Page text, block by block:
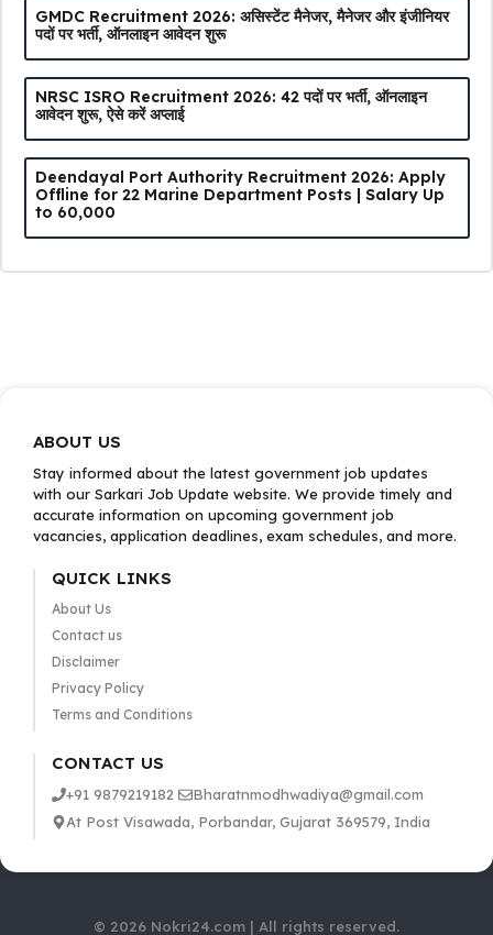
GMDC Recruitment 2026: असिस्टेंट मैनेजर, मैनेजर और इंजीनियर
पदों पर भर्ती, ऑनलाइन आवेदन शुरू
NRSC ISRO Recruitment 2026: 42 पदों पर भर्ती, ऑनलाइन
आवेदन शुरू, ऐसे करें अप्लाई
Deendayal Port Authority Recruitment 2026: Apply
Offline for 22 Marine Department Posts | Salary Up
to ₹60,000
ABOUT US
Stay informed about the latest government job updates
with our Sarkari Job Update website. We provide timely and
accurate information on upcoming government job
vacancies, application deadlines, exam schedules, and more.
QUICK LINKS
About Us
Contact us
Disclaimer
Privacy Policy
Terms and Conditions
CONTACT US
+91 9879219182
Bharatnmodhwadiya@gmail.com
At Post Visawada, Porbandar, Gujarat 369579, India
© 2026 Nokri24.com | All rights reserved.